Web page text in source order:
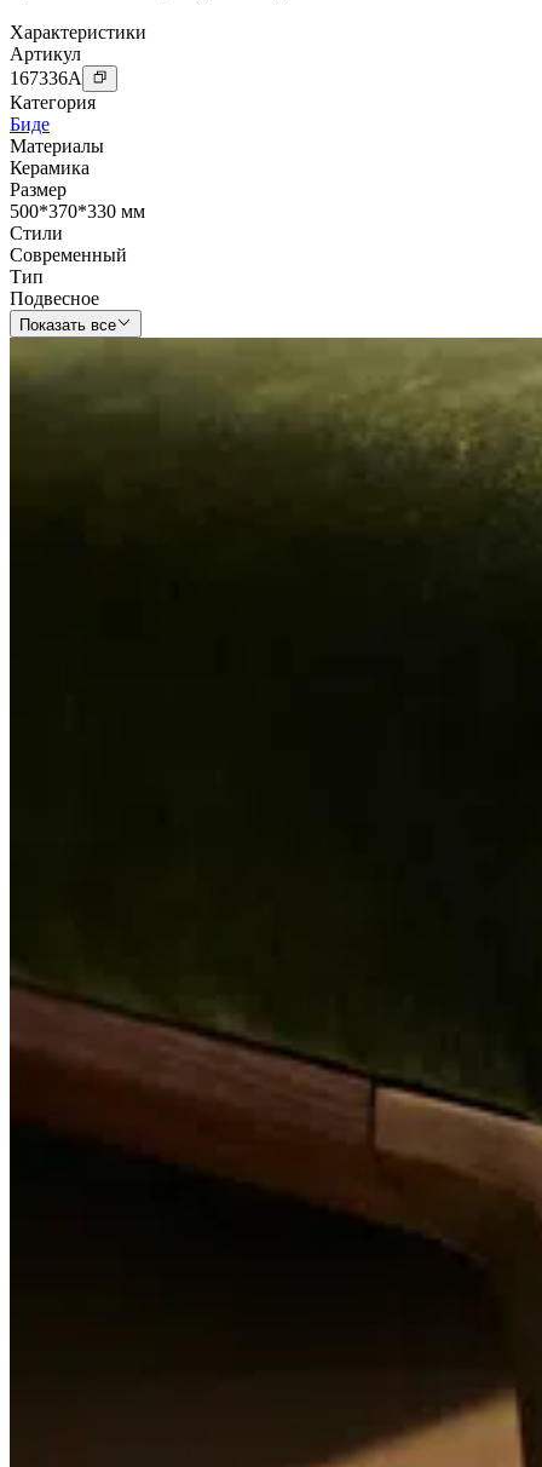
Характеристики
Артикул
167336A
Категория
Биде
Материалы
Керамика
Размер
500*370*330 мм
Стили
Современный
Тип
Подвесное
Показать все